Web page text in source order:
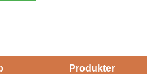
Produkter